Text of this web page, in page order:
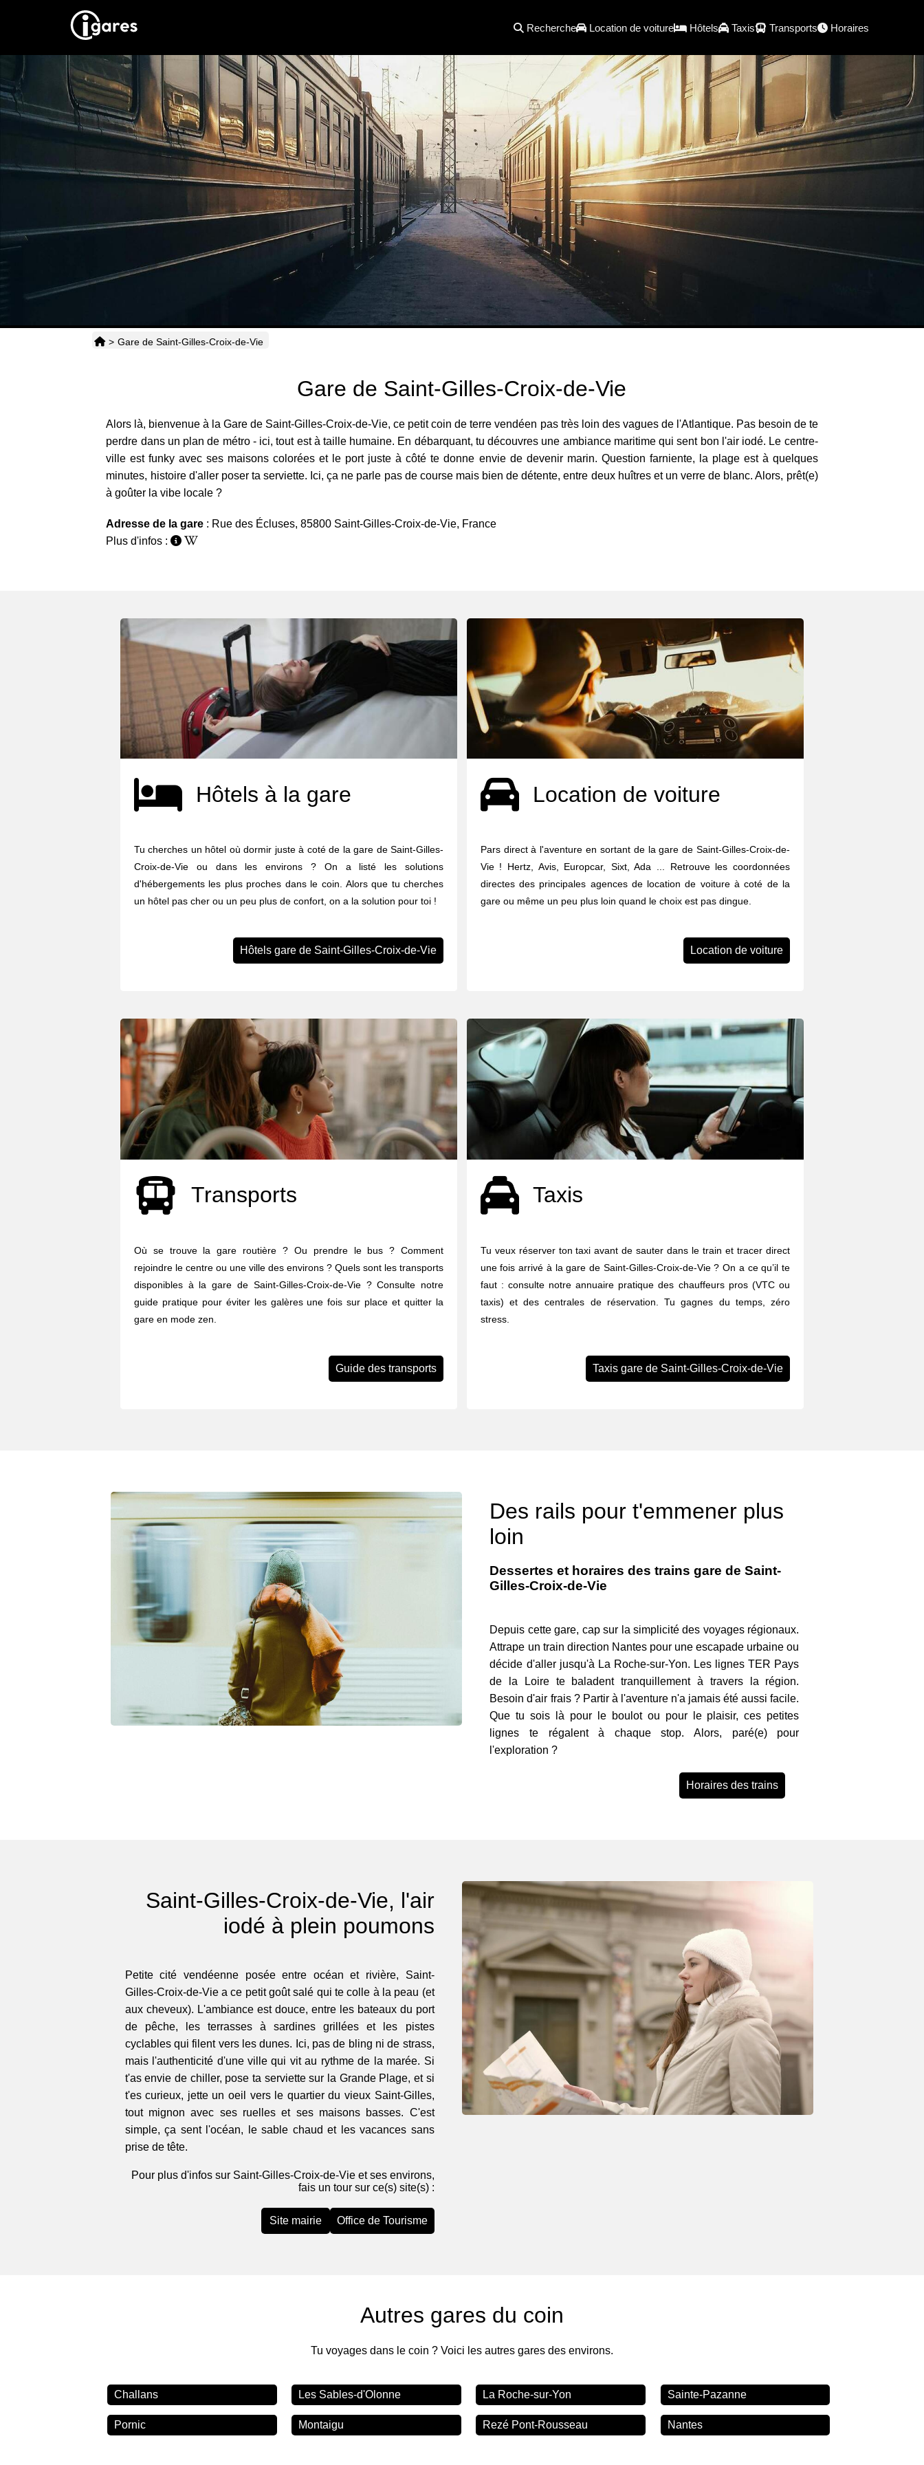
Recherche Location de voiture Hôtels Taxis Transports Horaires
> Gare de Saint-Gilles-Croix-de-Vie
Gare de Saint-Gilles-Croix-de-Vie
Alors là, bienvenue à la Gare de Saint-Gilles-Croix-de-Vie, ce petit coin de terre vendéen pas très loin des vagues de l'Atlantique. Pas besoin de te
perdre dans un plan de métro - ici, tout est à taille humaine. En débarquant, tu découvres une ambiance maritime qui sent bon l'air iodé. Le centre-
ville est funky avec ses maisons colorées et le port juste à côté te donne envie de devenir marin. Question farniente, la plage est à quelques
minutes, histoire d'aller poser ta serviette. Ici, ça ne parle pas de course mais bien de détente, entre deux huîtres et un verre de blanc. Alors, prêt(e)
à goûter la vibe locale ?
Adresse de la gare : Rue des Écluses, 85800 Saint-Gilles-Croix-de-Vie, France
Plus d'infos :
Hôtels à la gare
Tu cherches un hôtel où dormir juste à coté de la gare de Saint-Gilles-
Croix-de-Vie ou dans les environs ? On a listé les solutions
d'hébergements les plus proches dans le coin. Alors que tu cherches
un hôtel pas cher ou un peu plus de confort, on a la solution pour toi !
Hôtels gare de Saint-Gilles-Croix-de-Vie
Location de voiture
Pars direct à l'aventure en sortant de la gare de Saint-Gilles-Croix-de-
Vie ! Hertz, Avis, Europcar, Sixt, Ada ... Retrouve les coordonnées
directes des principales agences de location de voiture à coté de la
gare ou même un peu plus loin quand le choix est pas dingue.
Location de voiture
Transports
Où se trouve la gare routière ? Ou prendre le bus ? Comment
rejoindre le centre ou une ville des environs ? Quels sont les transports
disponibles à la gare de Saint-Gilles-Croix-de-Vie ? Consulte notre
guide pratique pour éviter les galères une fois sur place et quitter la
gare en mode zen.
Guide des transports
Taxis
Tu veux réserver ton taxi avant de sauter dans le train et tracer direct
une fois arrivé à la gare de Saint-Gilles-Croix-de-Vie ? On a ce qu’il te
faut : consulte notre annuaire pratique des chauffeurs pros (VTC ou
taxis) et des centrales de réservation. Tu gagnes du temps, zéro
stress.
Taxis gare de Saint-Gilles-Croix-de-Vie
Des rails pour t'emmener plus
loin
Dessertes et horaires des trains gare de Saint-
Gilles-Croix-de-Vie
Depuis cette gare, cap sur la simplicité des voyages régionaux.
Attrape un train direction Nantes pour une escapade urbaine ou
décide d'aller jusqu'à La Roche-sur-Yon. Les lignes TER Pays
de la Loire te baladent tranquillement à travers la région.
Besoin d'air frais ? Partir à l'aventure n'a jamais été aussi facile.
Que tu sois là pour le boulot ou pour le plaisir, ces petites
lignes te régalent à chaque stop. Alors, paré(e) pour
l'exploration ?
Horaires des trains
Saint-Gilles-Croix-de-Vie, l'air
iodé à plein poumons
Petite cité vendéenne posée entre océan et rivière, Saint-
Gilles-Croix-de-Vie a ce petit goût salé qui te colle à la peau (et
aux cheveux). L'ambiance est douce, entre les bateaux du port
de pêche, les terrasses à sardines grillées et les pistes
cyclables qui filent vers les dunes. Ici, pas de bling ni de strass,
mais l'authenticité d'une ville qui vit au rythme de la marée. Si
t'as envie de chiller, pose ta serviette sur la Grande Plage, et si
t'es curieux, jette un oeil vers le quartier du vieux Saint-Gilles,
tout mignon avec ses ruelles et ses maisons basses. C'est
simple, ça sent l'océan, le sable chaud et les vacances sans
prise de tête.
Pour plus d'infos sur Saint-Gilles-Croix-de-Vie et ses environs,
fais un tour sur ce(s) site(s) :
Site mairie Office de Tourisme
Autres gares du coin
Tu voyages dans le coin ? Voici les autres gares des environs.
Challans Les Sables-d'Olonne La Roche-sur-Yon Sainte-Pazanne
Pornic Montaigu Rezé Pont-Rousseau Nantes